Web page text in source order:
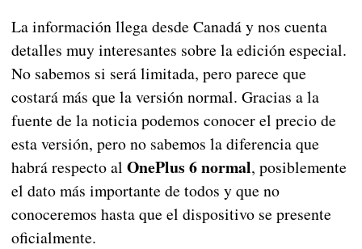
La información llega desde Canadá y nos cuenta
detalles muy interesantes sobre la edición especial.
No sabemos si será limitada, pero parece que
costará más que la versión normal. Gracias a la
fuente de la noticia podemos conocer el precio de
esta versión, pero no sabemos la diferencia que
habrá respecto al OnePlus 6 normal, posiblemente
el dato más importante de todos y que no
conoceremos hasta que el dispositivo se presente
oficialmente.